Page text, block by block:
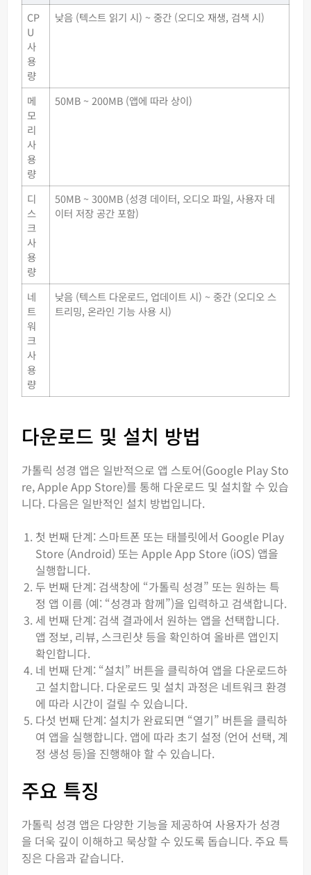
CP
U
사
용
량
낮음 (텍스트 읽기 시) ~ 중간 (오디오 재생, 검색 시)
메
모
리
사
용
량
50MB ~ 200MB (앱에 따라 상이)
디
스
크
사
용
량
50MB ~ 300MB (성경 데이터, 오디오 파일, 사용자 데
이터 저장 공간 포함)
네
트
워
크
사
용
량
낮음 (텍스트 다운로드, 업데이트 시) ~ 중간 (오디오 스
트리밍, 온라인 기능 사용 시)
다운로드 및 설치 방법
가톨릭 성경 앱은 일반적으로 앱 스토어(Google Play Sto
re, Apple App Store)를 통해 다운로드 및 설치할 수 있습
니다. 다음은 일반적인 설치 방법입니다.
첫 번째 단계: 스마트폰 또는 태블릿에서 Google Play
Store (Android) 또는 Apple App Store (iOS) 앱을
실행합니다.
두 번째 단계: 검색창에 “가톨릭 성경” 또는 원하는 특
정 앱 이름 (예: “성경과 함께”)을 입력하고 검색합니다.
세 번째 단계: 검색 결과에서 원하는 앱을 선택합니다.
앱 정보, 리뷰, 스크린샷 등을 확인하여 올바른 앱인지
확인합니다.
네 번째 단계: “설치” 버튼을 클릭하여 앱을 다운로드하
고 설치합니다. 다운로드 및 설치 과정은 네트워크 환경
에 따라 시간이 걸릴 수 있습니다.
다섯 번째 단계: 설치가 완료되면 “열기” 버튼을 클릭하
여 앱을 실행합니다. 앱에 따라 초기 설정 (언어 선택, 계
정 생성 등)을 진행해야 할 수 있습니다.
주요 특징
가톨릭 성경 앱은 다양한 기능을 제공하여 사용자가 성경
을 더욱 깊이 이해하고 묵상할 수 있도록 돕습니다. 주요 특
징은 다음과 같습니다.